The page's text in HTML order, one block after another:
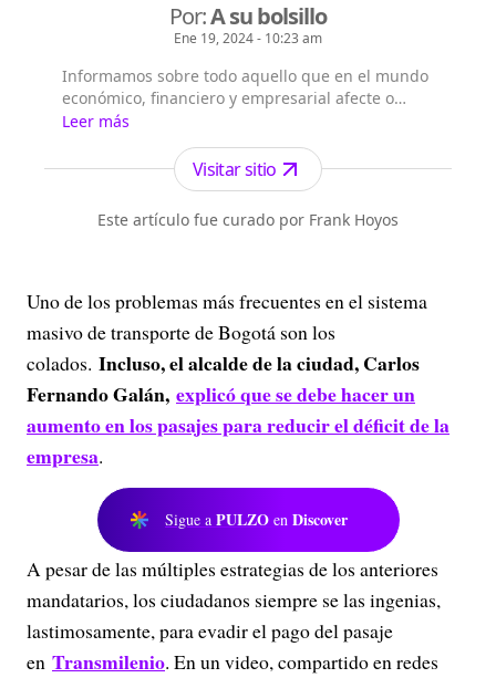
Por:A su bolsillo
Ene 19, 2024 - 10:23 am
Informamos sobre todo aquello que en el mundo
económico, financiero y empresarial afecte o
beneficie su bolsillo. Consejos, recomendaciones,
tips y trucos al alcance de su mano.
Leer más
Visitar sitio
Este artículo fue curado por Frank Hoyos
Uno de los problemas más frecuentes en el sistema
masivo de transporte de Bogotá son los
colados. Incluso, el alcalde de la ciudad, Carlos
Fernando Galán, explicó que se debe hacer un
aumento en los pasajes para reducir el déficit de la
empresa.
Sigue a PULZO en Discover
A pesar de las múltiples estrategias de los anteriores
mandatarios, los ciudadanos siempre se las ingenias,
lastimosamente, para evadir el pago del pasaje
en Transmilenio. En un video, compartido en redes